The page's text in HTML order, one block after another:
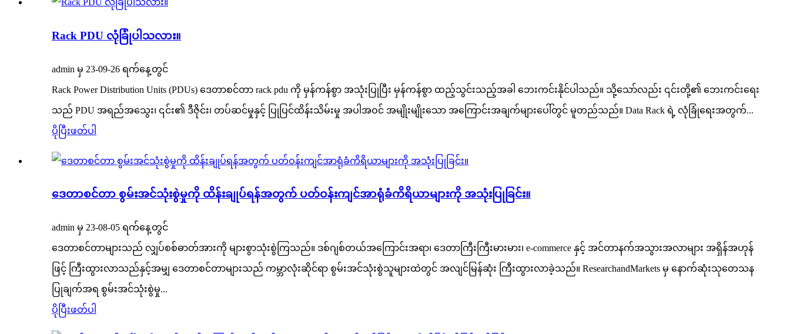
Rack PDU လုံခြုံပါသလား။
admin မှ 23-09-26 ရက်နေ့တွင်
Rack Power Distribution Units (PDUs) ဒေတာစင်တာ rack pdu ကို မှန်ကန်စွာ အသုံးပြုပြီး မှန်ကန်စွာ ထည့်သွင်းသည့်အခါ ဘေးကင်းနိုင်ပါသည်။ သို့သော်လည်း ၎င်းတို့၏ ဘေးကင်းရေး
သည် PDU အရည်အသွေး၊ ၎င်း၏ ဒီဇိုင်း၊ တပ်ဆင်မှုနှင့် ပြုပြင်ထိန်းသိမ်းမှု အပါအဝင် အမျိုးမျိုးသော အကြောင်းအချက်များပေါ်တွင် မူတည်သည်။ Data Rack ရဲ့ လုံခြုံရေးအတွက်...
ပိုပြီးဖတ်ပါ
ဒေတာစင်တာ စွမ်းအင်သုံးစွဲမှုကို ထိန်းချုပ်ရန်အတွက် ပတ်ဝန်းကျင်အာရုံခံကိရိယာများကို အသုံးပြုခြင်း။
admin မှ 23-08-05 ရက်နေ့တွင်
ဒေတာစင်တာများသည် လျှပ်စစ်ဓာတ်အားကို များစွာသုံးစွဲကြသည်။ ဒစ်ဂျစ်တယ်အကြောင်းအရာ၊ ဒေတာကြီးကြီးမားမား၊ e-commerce နှင့် အင်တာနက်အသွားအလာများ အရှိန်အဟုန်
ဖြင့် ကြီးထွားလာသည်နှင့်အမျှ ဒေတာစင်တာများသည် ကမ္ဘာလုံးဆိုင်ရာ စွမ်းအင်သုံးစွဲသူများထဲတွင် အလျင်မြန်ဆုံး ကြီးထွားလာခဲ့သည်။ ResearchandMarkets မှ နောက်ဆုံးသုတေသန
ပြုချက်အရ စွမ်းအင်သုံးစွဲမှု...
ပိုပြီးဖတ်ပါ